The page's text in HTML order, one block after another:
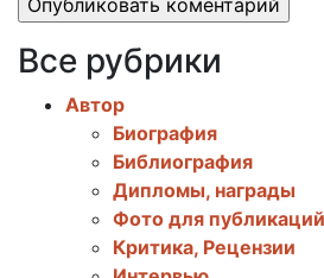
Все рубрики
Автор
Биография
Библиография
Дипломы, награды
Фото для публикаций
Критика, Рецензии